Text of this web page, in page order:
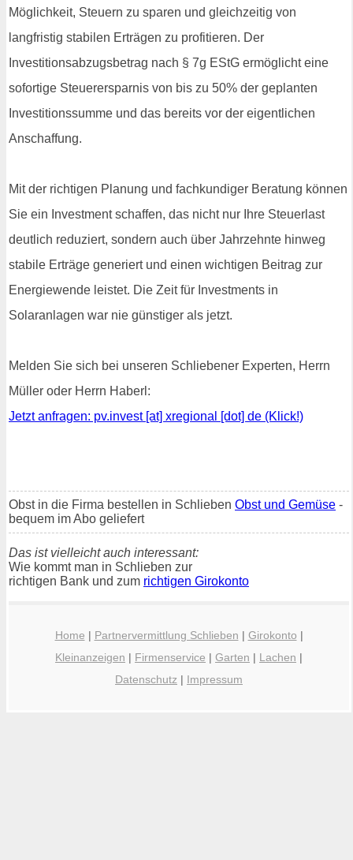
Möglichkeit, Steuern zu sparen und gleichzeitig von
langfristig stabilen Erträgen zu profitieren. Der
Investitionsabzugsbetrag nach § 7g EStG ermöglicht eine
sofortige Steuerersparnis von bis zu 50% der geplanten
Investitionssumme und das bereits vor der eigentlichen
Anschaffung.
Mit der richtigen Planung und fachkundiger Beratung können
Sie ein Investment schaffen, das nicht nur Ihre Steuerlast
deutlich reduziert, sondern auch über Jahrzehnte hinweg
stabile Erträge generiert und einen wichtigen Beitrag zur
Energiewende leistet. Die Zeit für Investments in
Solaranlagen war nie günstiger als jetzt.
Melden Sie sich bei unseren Schliebener Experten, Herrn
Müller oder Herrn Haberl:
Jetzt anfragen: pv.invest [at] xregional [dot] de (Klick!)
Obst in die Firma bestellen in Schlieben Obst und Gemüse -
bequem im Abo geliefert
Das ist vielleicht auch interessant:
Wie kommt man in Schlieben zur
richtigen Bank und zum richtigen Girokonto
Home | Partnervermittlung Schlieben | Girokonto |
Kleinanzeigen | Firmenservice | Garten | Lachen |
Datenschutz | Impressum